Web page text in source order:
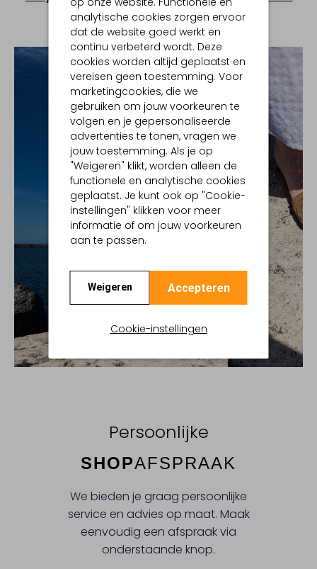
analytische cookies zorgen ervoor
dat de website goed werkt en
continu verbeterd wordt. Deze
cookies worden altijd geplaatst en
vereisen geen toestemming. Voor
marketingcookies, die we
gebruiken om jouw voorkeuren te
volgen en je gepersonaliseerde
advertenties te tonen, vragen we
jouw toestemming. Als je op
"Weigeren" klikt, worden alleen de
functionele en analytische cookies
geplaatst. Je kunt ook op "Cookie-
instellingen" klikken voor meer
informatie of om jouw voorkeuren
aan te passen.
Weigeren Accepteren
Cookie-instellingen
Persoonlijke
SHOPAFSPRAAK
We bieden je graag persoonlijke
service en advies op maat. Maak
eenvoudig een afspraak via
onderstaande knop.